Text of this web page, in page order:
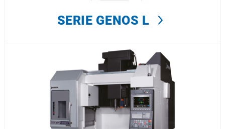
SERIE GENOS L